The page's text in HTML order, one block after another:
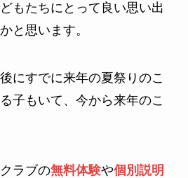
もたちにとって良い思い出
と思います。
にすでに来年の夏祭りのこ
子もいて、今から来年のこ
ラブの無料体験や個別説明